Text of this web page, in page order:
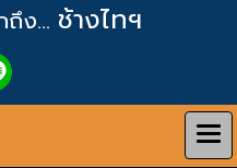
ถึง... ช้างไทฯ